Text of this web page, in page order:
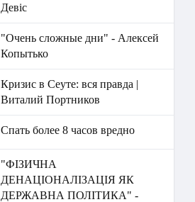
Девіс
"Очень сложные дни" - Алексей
Копытько
Кризис в Сеуте: вся правда |
Виталий Портников
Спать более 8 часов вредно
"ФІЗИЧНА
ДЕНАЦІОНАЛІЗАЦІЯ ЯК
ДЕРЖАВНА ПОЛІТИКА" -